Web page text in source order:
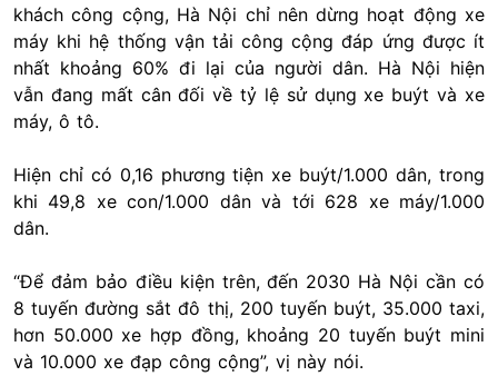
khách công cộng, Hà Nội chỉ nên dừng hoạt động xe
máy khi hệ thống vận tải công cộng đáp ứng được ít
nhất khoảng 60% đi lại của người dân. Hà Nội hiện
vẫn đang mất cân đối về tỷ lệ sử dụng xe buýt và xe
máy, ô tô.
Hiện chỉ có 0,16 phương tiện xe buýt/1.000 dân, trong
khi 49,8 xe con/1.000 dân và tới 628 xe máy/1.000
dân.
“Để đảm bảo điều kiện trên, đến 2030 Hà Nội cần có
8 tuyến đường sắt đô thị, 200 tuyến buýt, 35.000 taxi,
hơn 50.000 xe hợp đồng, khoảng 20 tuyến buýt mini
và 10.000 xe đạp công cộng”, vị này nói.